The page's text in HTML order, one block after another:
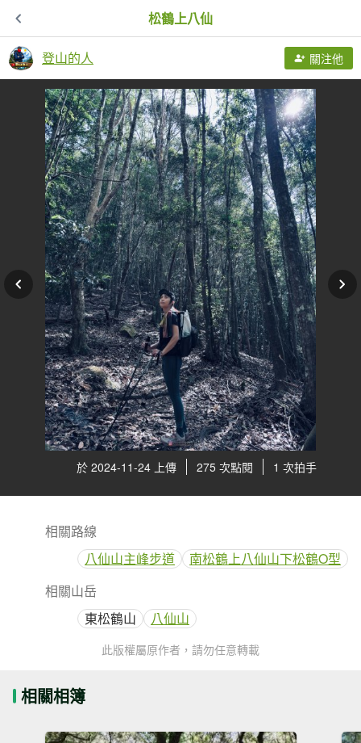
松鶴上八仙
登山的人 關注他
於 2024-11-24 上傳 275 次點閱 1 次拍手
相關路線
八仙山主峰步道
南松鶴上八仙山下松鶴O型
相關山岳
東松鶴山
八仙山
此版權屬原作者，請勿任意轉載
相關相簿